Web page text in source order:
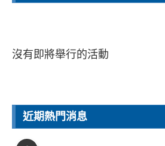
沒有即將舉行的活動
近期熱門消息